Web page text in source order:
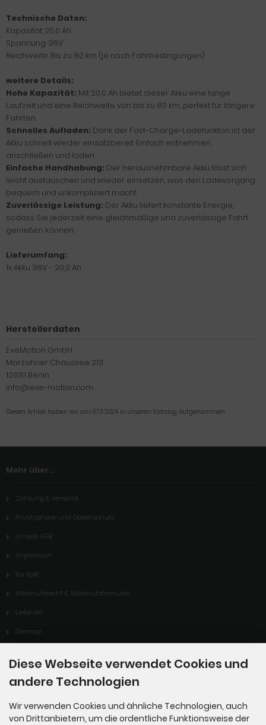
Technische Daten:
Kapazität: 20,0 Ah
Spannung: 36V
Reichweite: Bis zu 80 km (je nach Fahrbedingungen)
weitere Details:
Hohe Kapazität: Mit 20,0 Ah bietet dieser Akku eine lange
Laufzeit und eine Reichweite von bis zu 80 km, perfekt für längere
Fahrten.
Schnelles Aufladen: Dank der Fast-Charge-Ladefunkton ist der
Akku schnell wieder einsatzbereit. Einfach entnehmen,
anschließen und laden.
Einfache Handhabung: Der herausnehmbare Akku lässt sich
leicht austauschen und wieder einsetzen, was den Ladevorgang
bequem und unkompliziert macht.
Zuverlässige Leistung: Der Akku liefert konstante Energie,
sodass Sie jederzeit eine gleichmäßige und zuverlässige Fahrt
genießen können.
Lieferumfang:
1x Akku 36V - 20,0 Ah
Herstellerdaten
EveMotion GmbH
Marzahner Chaussee 213
12681 Berlin
info@eve-motion.com
Diesen Artikel haben wir am 07.11.2024 in unseren Katalog aufgenommen.
Mehr über...
Zahlung & Versand
Privatsphäre und Datenschutz
Unsere AGB
Impressum
Kontakt
Widerrufsrecht & Widerrufsformular
Lieferzeit
Sitemap
Diese Webseite verwendet Cookies und
andere Technologien
Wir verwenden Cookies und ähnliche Technologien, auch
von Drittanbietern, um die ordentliche Funktionsweise der